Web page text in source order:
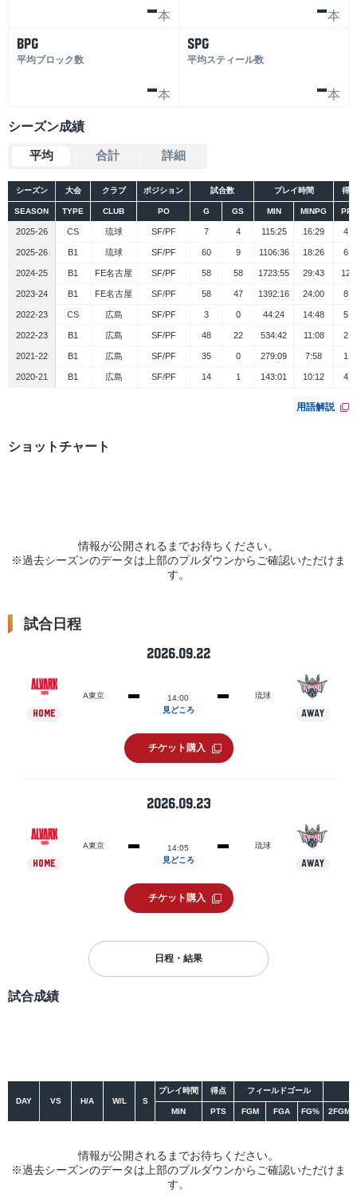
-本 -本
BPG
平均ブロック数
-本
SPG
平均スティール数
-本
シーズン成績
平均 合計 詳細
シーズン 大会 クラブ ポジション 試合数 プレイ時間 得点
SEASON TYPE CLUB PO G GS MIN MINPG
2025-26 CS 琉球 SF/PF 7 4 115:25 16:29 4.3
2025-26 B1 琉球 SF/PF 60 9 1106:36 18:26 6.4
2024-25 B1 FE名古屋 SF/PF 58 58 1723:55 29:43 12.8
2023-24 B1 FE名古屋 SF/PF 58 47 1392:16 24:00 8.7
2022-23 CS 広島 SF/PF 3 0 44:24 14:48 5.0
2022-23 B1 広島 SF/PF 48 22 534:42 11:08 2.7
2021-22 B1 広島 SF/PF 35 0 279:09 7:58 1.9
2020-21 B1 広島 SF/PF 14 1 143:01 10:12 4.1
用語解説
ショットチャート
情報が公開されるまでお待ちください。
※過去シーズンのデータは上部のプルダウンからご確認いただけま
す。
試合日程
2026.09.22
HOME
A東京
14:00
見どころ
琉球
AWAY
チケット購入
2026.09.23
HOME
A東京
14:05
見どころ
琉球
AWAY
チケット購入
日程・結果
試合成績
DAY VS H/A W/L S
プレイ時間 得点 フィールドゴール
MIN PTS FGM FGA FG% 2FGM
情報が公開されるまでお待ちください。
※過去シーズンのデータは上部のプルダウンからご確認いただけま
す。